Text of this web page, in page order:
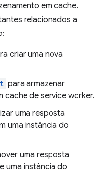
em cache.
relacionados a
criar uma nova
para armazenar
cache de service worker.
uma resposta
uma instância do
uma resposta
uma instância do